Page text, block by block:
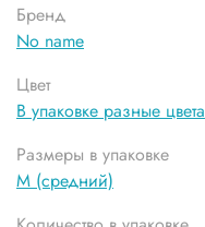
Бренд
No name
Цвет
В упаковке разные цвета
Размеры в упаковке
М (средний)